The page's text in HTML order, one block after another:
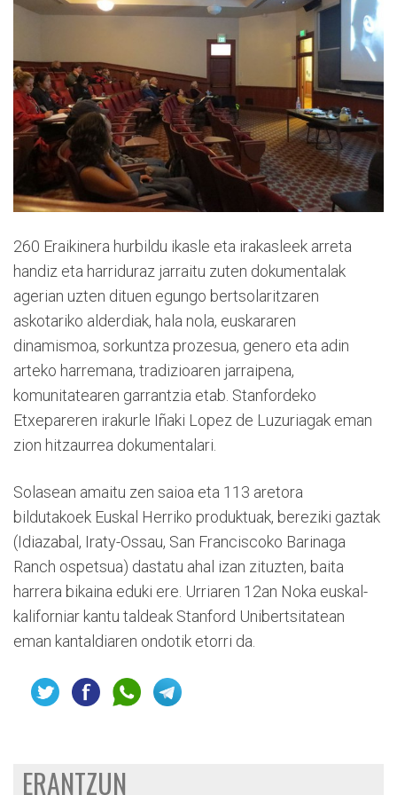
260 Eraikinera hurbildu ikasle eta irakasleek arreta
handiz eta harriduraz jarraitu zuten dokumentalak
agerian uzten dituen egungo bertsolaritzaren
askotariko alderdiak, hala nola, euskararen
dinamismoa, sorkuntza prozesua, genero eta adin
arteko harremana, tradizioaren jarraipena,
komunitatearen garrantzia etab. Stanfordeko
Etxepareren irakurle Iñaki Lopez de Luzuriagak eman
zion hitzaurrea dokumentalari.
Solasean amaitu zen saioa eta 113 aretora
bildutakoek Euskal Herriko produktuak, bereziki gaztak
(Idiazabal, Iraty-Ossau, San Franciscoko Barinaga
Ranch ospetsua) dastatu ahal izan zituzten, baita
harrera bikaina eduki ere. Urriaren 12an Noka euskal-
kaliforniar kantu taldeak Stanford Unibertsitatean
eman kantaldiaren ondotik etorri da.
ERANTZUN